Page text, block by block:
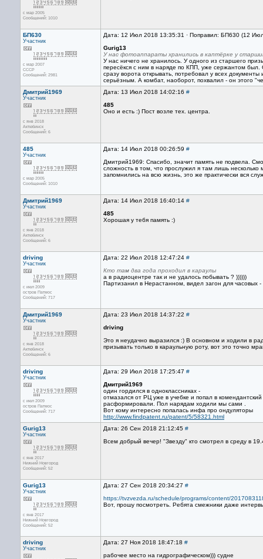
с мар 2005
Сообщений: 1010
БП630
Участник
с мар 2007
CCCP
Сообщений: 2981
Дата: 12 Июл 2018 13:35:31 · Поправил: БП630 (12
Gurig13
У нас фотоаппараты хранились в каптёрке у
У нас ничего не хранилось. У одного из старшего
пересёкся с ним в наряде по КПП, уже сержантом
сразу ворота открывать, потребовал у всех
серьёзным. А комбат, наоборот, похвалил - он этого
Дмитрий1969
Участник
с янв 2018
Актюбинск
Сообщений: 6
Дата: 13 Июл 2018 14:02:16 #
485
Оно и есть :) Пост возле тех. центра.
485
Участник
с мар 2005
Сообщений: 1010
Дата: 14 Июл 2018 00:26:59 #
Дмитрий1969: Спасибо, значит память не подвела.
сложность в том, что прослужил я там лишь
запомнились на всю жизнь, это же практически вся
Дмитрий1969
Участник
с янв 2018
Актюбинск
Сообщений: 6
Дата: 14 Июл 2018 16:40:14 #
485
Хорошая у тебя память :)
driving
Участник
с июл 2009
остров Патмос
Сообщений: 717
Дата: 22 Июл 2018 12:47:24 #
Кто там два года проходил в караулы
а в радиоцентре так и не удалось побывать ? ))))))
Партизанил в Нерастанном, видел загон для часовых
Дмитрий1969
Участник
с янв 2018
Актюбинск
Сообщений: 6
Дата: 23 Июл 2018 14:37:22 #
driving
Это я неудачно выразился :) В основном и ходили в
призывать только в караульную роту, вот это точно
driving
Участник
с июл 2009
остров Патмос
Сообщений: 717
Дата: 29 Июл 2018 17:25:47 #
Дмитрий1969
один гордился в одноклассниках -
отмазался от РЦ уже в учебке и попал в
расформировали. Пол нарядам ходили мы сами .
Вот кому интересно попалась инфа про ондуляторы
http://www.findpatent.ru/patent/5/58321.html
Gurig13
Участник
с янв 2017
Нижний Новгород
Сообщений: 52
Дата: 26 Сен 2018 21:12:45 #
Всем добрый вечер! "Звезду" кто смотрел в среду в
Gurig13
Участник
с янв 2017
Нижний Новгород
Сообщений: 52
Дата: 27 Сен 2018 20:34:27 #
https://tvzvezda.ru/schedule/programs/content/
Вот, прошу посмотреть. Ребята смежники даже
driving
Участник
Дата: 27 Ноя 2018 18:47:18 #
рабочее место на гидрографическом))) судне